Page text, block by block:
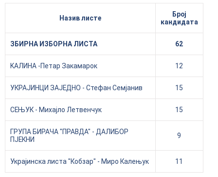
Назив листе
Број
кандидата
ЗБИРНА ИЗБОРНА ЛИСТА 62
KAЛИНА -Петар Закамарок 12
УКРАЈИНЦИ ЗАЈЕДНО - Стефан Семјанив 15
СЕЊУК - Михајло Летвенчук 15
ГРУПА БИРАЧА "ПРАВДА" - ДАЛИБОР
ПЈЕКНИ
9
Украјинска листа "Кобзар" - Миро Калењук 11